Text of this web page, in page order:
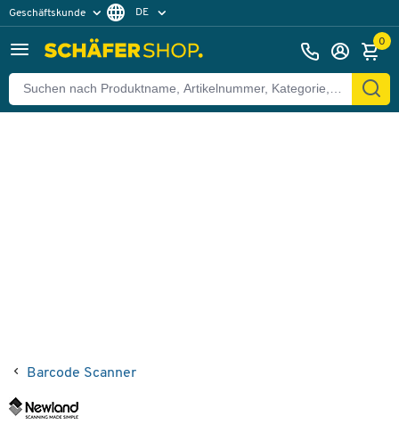
Geschäftskunde DE
0
Barcode Scanner
Zurück